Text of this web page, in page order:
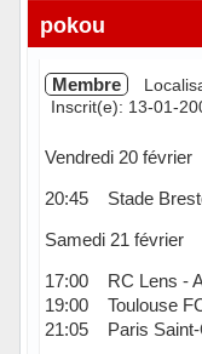
Hors ligne
pokou
Membre
Inscrit(e): 13-01-
Vendredi 20 février
20:45 Stade
Samedi 21 février
17:00 RC Lens -
19:00 Toulouse
21:05 Paris Saint-